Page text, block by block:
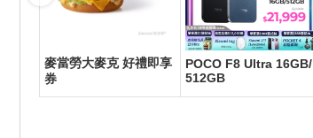
麥當勞大麥克 好禮即享
券
POCO F8 Ultra 16GB/
512GB